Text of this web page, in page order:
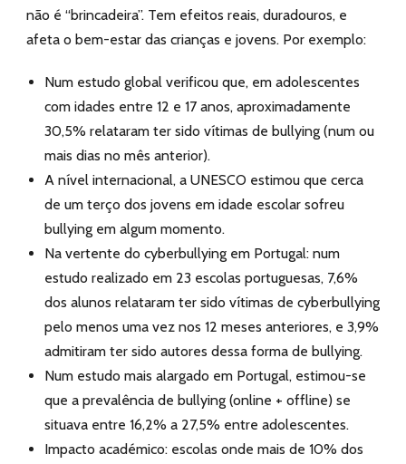
não é “brincadeira”. Tem efeitos reais, duradouros, e
afeta o bem-estar das crianças e jovens. Por exemplo:
Num estudo global verificou que, em adolescentes
com idades entre 12 e 17 anos, aproximadamente
30,5% relataram ter sido vítimas de bullying (num ou
mais dias no mês anterior).
A nível internacional, a UNESCO estimou que cerca
de um terço dos jovens em idade escolar sofreu
bullying em algum momento.
Na vertente do cyberbullying em Portugal: num
estudo realizado em 23 escolas portuguesas, 7,6%
dos alunos relataram ter sido vítimas de cyberbullying
pelo menos uma vez nos 12 meses anteriores, e 3,9%
admitiram ter sido autores dessa forma de bullying.
Num estudo mais alargado em Portugal, estimou-se
que a prevalência de bullying (online + offline) se
situava entre 16,2% a 27,5% entre adolescentes.
Impacto académico: escolas onde mais de 10% dos